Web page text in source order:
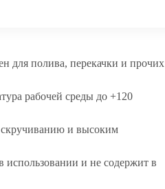
полива, перекачки и прочих
рабочей среды до +120
скручиванию и высоким
использовании и не содержит в